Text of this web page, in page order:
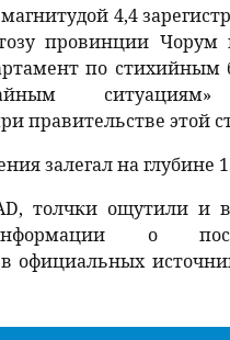
4,4
провинции Чорум
по стихийным
ситуациям»
правительстве этой
залегал на глубине
толчки ощутили и в
о
официальных